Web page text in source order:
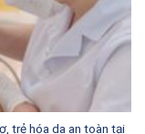
trẻ hóa da an toàn tại